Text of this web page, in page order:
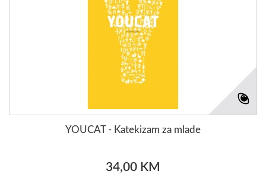
YOUCAT - Katekizam za mlade
34,00 KM